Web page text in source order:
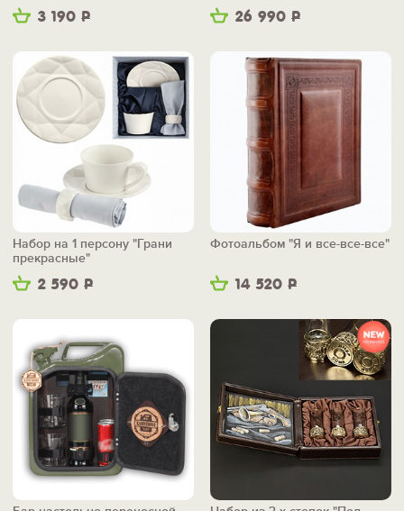
3 190 Р
26 990 Р
2 590 Р
Набор на 1 персону "Грани
прекрасные"
14 520 Р
Фотоальбом "Я и все-все-все"